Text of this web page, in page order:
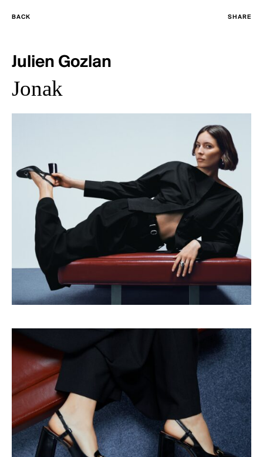
Julien Gozlan
Jonak
BACK SHARE